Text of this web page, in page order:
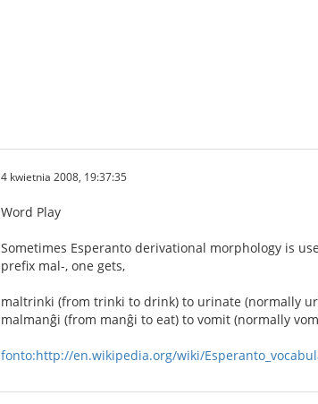
4 kwietnia 2008, 19:37:35
Word Play
Sometimes Esperanto derivational morphology is
prefix mal-, one gets,
maltrinki (from trinki to drink) to urinate (normally
malmanĝi (from manĝi to eat) to vomit (normally
fonto:http://en.wikipedia.org/wiki/